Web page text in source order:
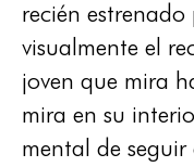
recién
visualmente el
joven que mira
mira en su
mental de